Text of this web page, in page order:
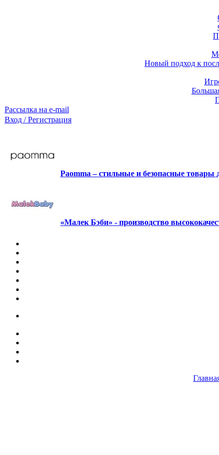
Новый подход к
Рассылка на e-mail
Вход / Регистрация
Paomma – стильные и безопасные
«Малек Бэби» - производство